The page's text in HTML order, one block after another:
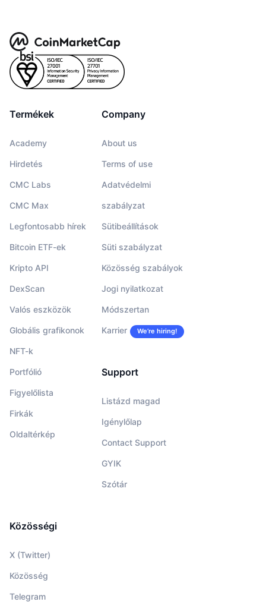
Termékek
Academy
Hirdetés
CMC Labs
CMC Max
Legfontosabb hírek
Bitcoin ETF-ek
Kripto API
DexScan
Valós eszközök
Globális grafikonok
NFT-k
Portfólió
Figyelőlista
Firkák
Oldaltérkép
Company
About us
Terms of use
Adatvédelmi
szabályzat
Sütibeállítások
Süti szabályzat
Közösség szabályok
Jogi nyilatkozat
Módszertan
Karrier We’re hiring!
Support
Listázd magad
Igénylőlap
Contact Support
GYIK
Szótár
Közösségi
X (Twitter)
Közösség
Telegram